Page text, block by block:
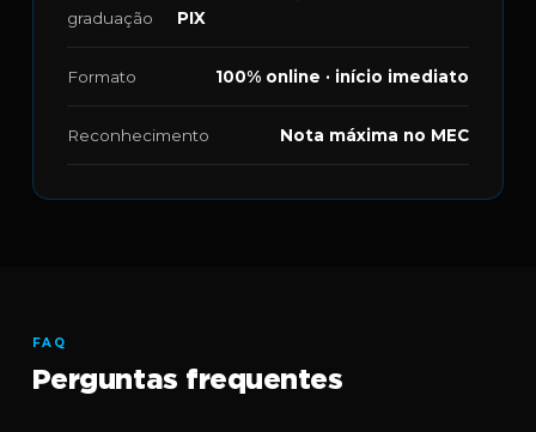
graduação
PIX
Formato 100% online · início imediato
Reconhecimento Nota máxima no MEC
FAQ
Perguntas frequentes